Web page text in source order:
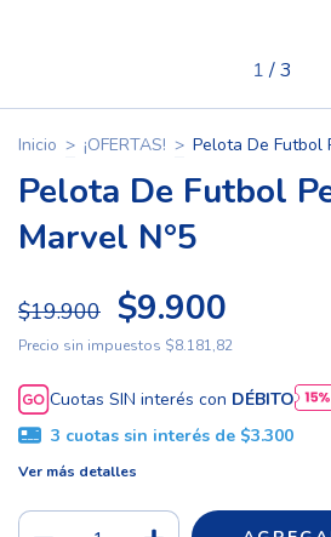
1/3
Inicio > ¡OFERTAS! > Pelota De Futbol
Pelota De Futbol
Marvel N°5
$19.900 $9.900
Precio sin impuestos $8.181,82
Cuotas SIN interés con DÉBITO
3 cuotas sin interés de $3.300
Ver más detalles